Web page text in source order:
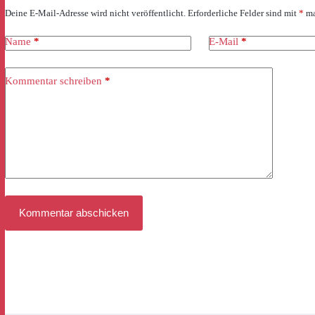
Deine E-Mail-Adresse wird nicht veröffentlicht. Erforderliche Felder sind mit *
Name * E-Mail *
Kommentar schreiben *
Kommentar abschicken